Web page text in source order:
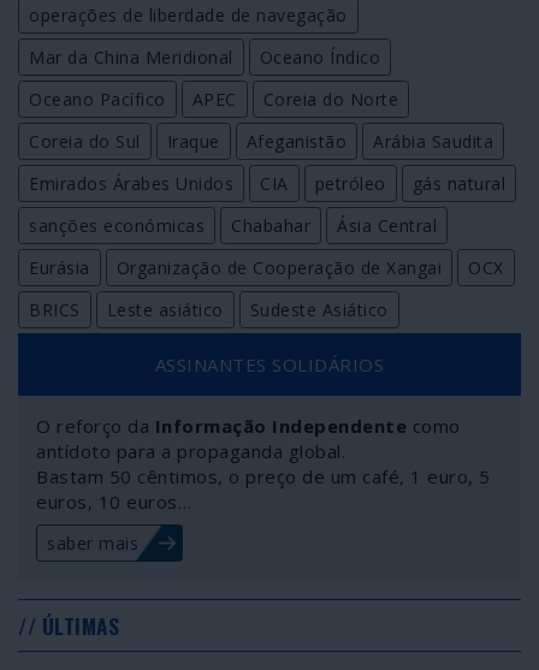
operações de liberdade de navegação
Mar da China Meridional
Oceano Índico
Oceano Pacífico
APEC
Coreia do Norte
Coreia do Sul
Iraque Afeganistão
Arábia Saudita
Emirados Árabes Unidos
CIA petróleo
gás natural
sanções económicas
Chabahar
Ásia Central
Eurásia
Organização de Cooperação de Xangai
OCX
BRICS
Leste asiático Sudeste Asiático
ASSINANTES SOLIDÁRIOS
O reforço da Informação Independente como
antídoto para a propaganda global.
Bastam 50 cêntimos, o preço de um café, 1 euro, 5
euros, 10 euros…
saber mais
// ÚLTIMAS